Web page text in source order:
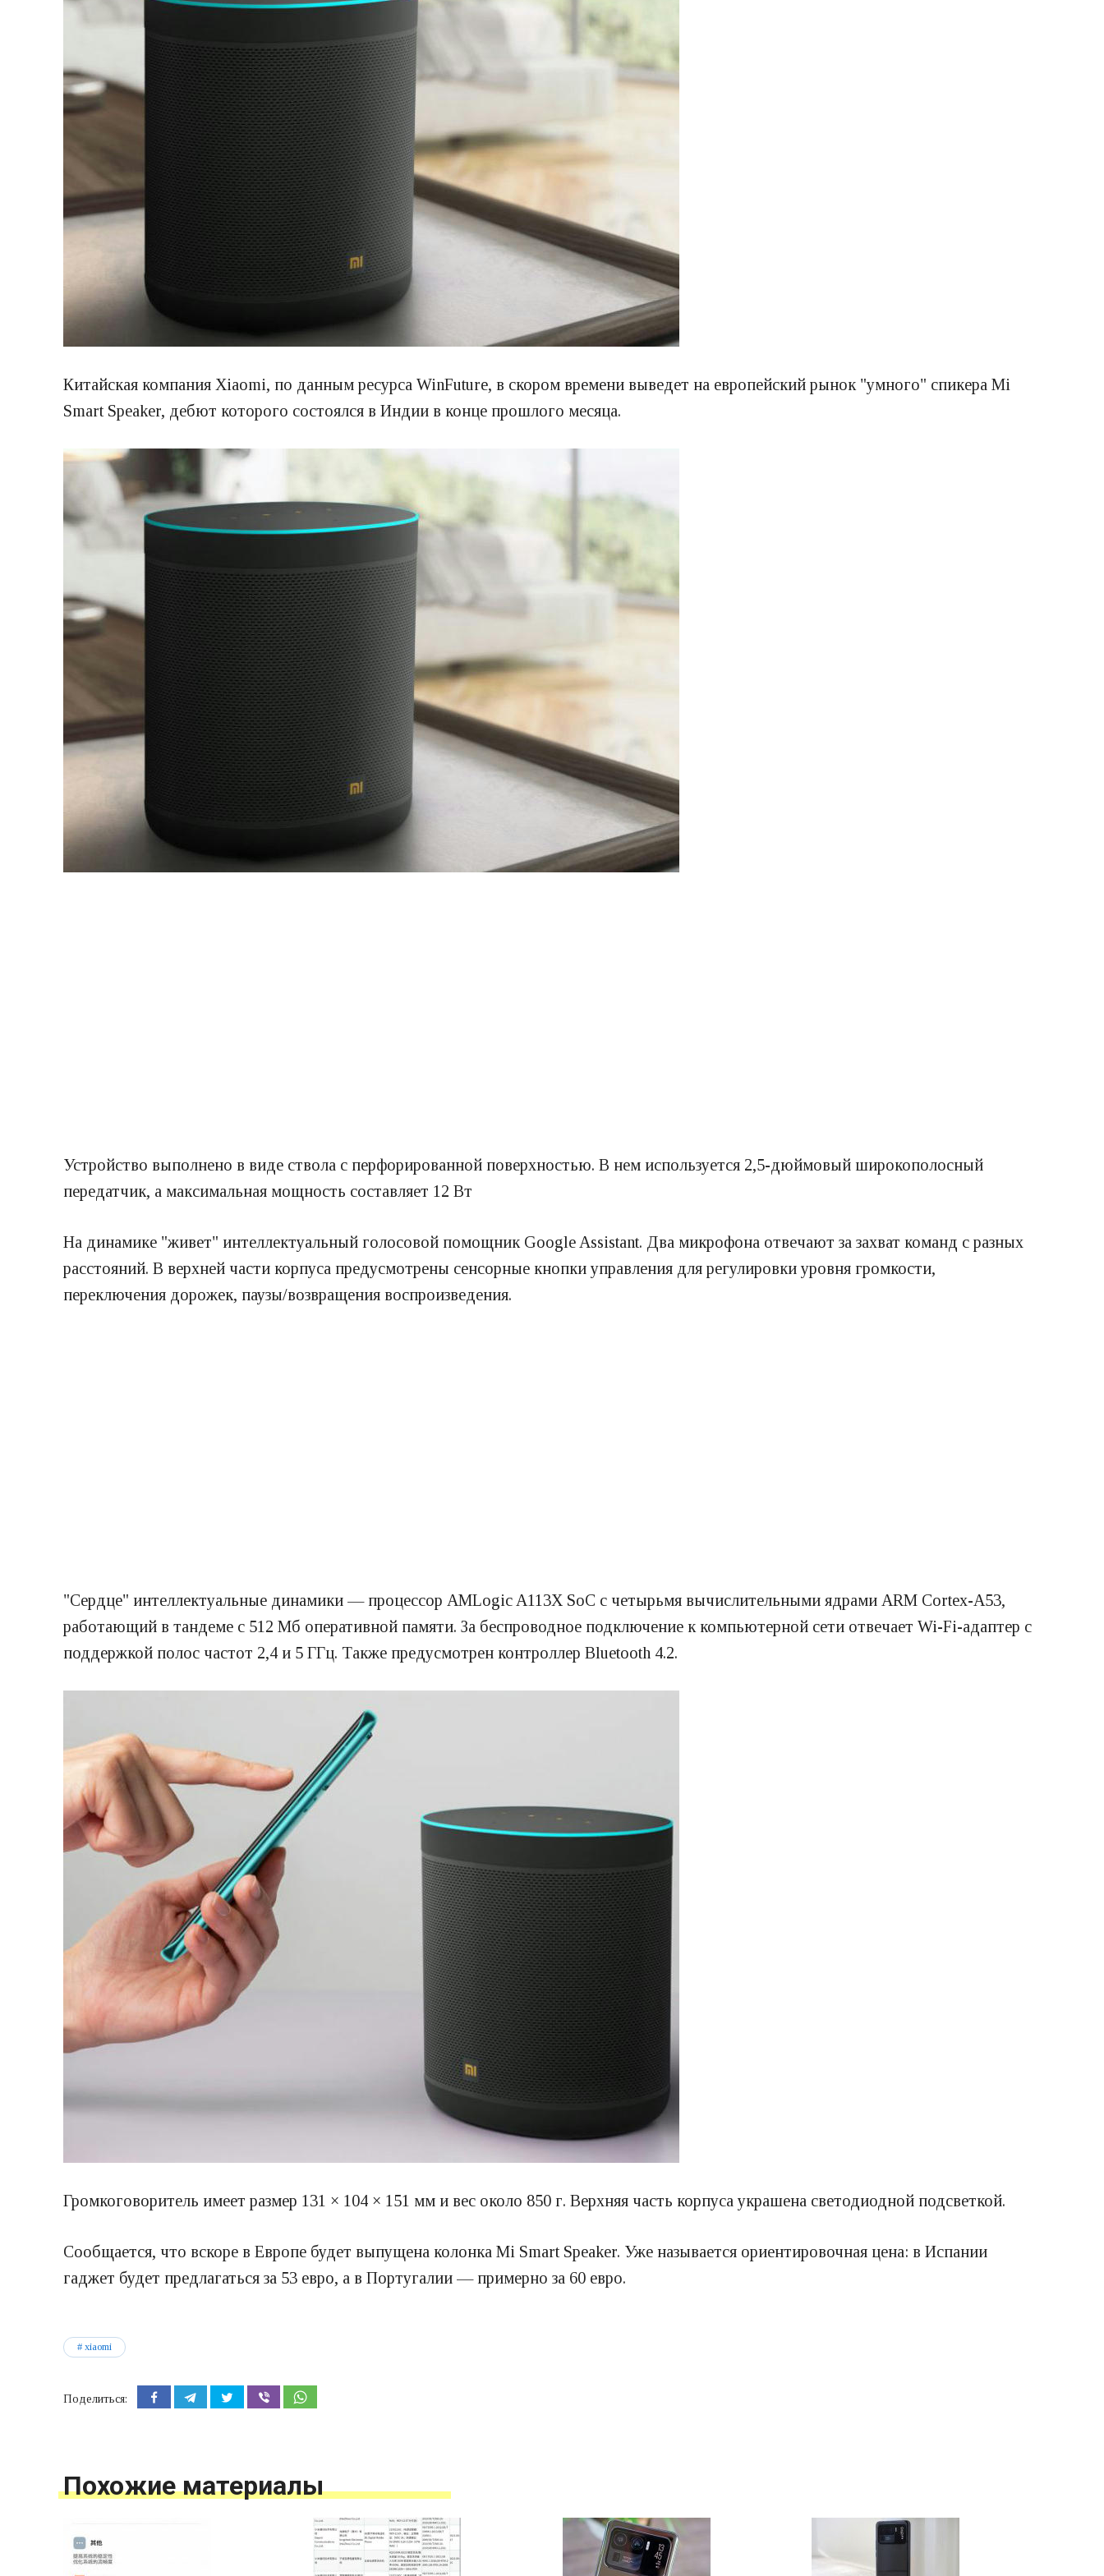
Китайская компания Xiaomi, по данным ресурса WinFuture, в скором времени выведет на европейский рынок "умного" спикера Mi
Smart Speaker, дебют которого состоялся в Индии в конце прошлого месяца.
Устройство выполнено в виде ствола с перфорированной поверхностью. В нем используется 2,5-дюймовый широкополосный
передатчик, а максимальная мощность составляет 12 Вт
На динамике "живет" интеллектуальный голосовой помощник Google Assistant. Два микрофона отвечают за захват команд с разных
расстояний. В верхней части корпуса предусмотрены сенсорные кнопки управления для регулировки уровня громкости,
переключения дорожек, паузы/возвращения воспроизведения.
"Сердце" интеллектуальные динамики — процессор AMLogic A113X SoC с четырьмя вычислительными ядрами ARM Cortex-A53,
работающий в тандеме с 512 Мб оперативной памяти. За беспроводное подключение к компьютерной сети отвечает Wi-Fi-адаптер с
поддержкой полос частот 2,4 и 5 ГГц. Также предусмотрен контроллер Bluetooth 4.2.
Громкоговоритель имеет размер 131 × 104 × 151 мм и вес около 850 г. Верхняя часть корпуса украшена светодиодной подсветкой.
Сообщается, что вскоре в Европе будет выпущена колонка Mi Smart Speaker. Уже называется ориентировочная цена: в Испании
гаджет будет предлагаться за 53 евро, а в Португалии — примерно за 60 евро.
xiaomi
Поделиться:
Похожие материалы